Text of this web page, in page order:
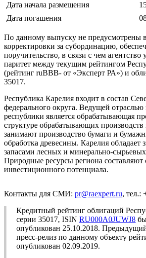
Дата начала размещения
Дата погашения
По данному выпуску не предусмотрены
корректировки за субординацию,
поручительство, в связи с чем агентство
паритет между текущим рейтингом
(рейтинг ruВВB- от «Эксперт РА») и
35017.
Республика Карелия входит в состав
федерального округа. Ведущей
республики является обрабатывающая
структуре обрабатывающих
занимают производство бумаги и
обработка древесины. Карелия обладает
запасами лесных и минерально-сырьевых
Природные ресурсы региона составляют
инвестиционного потенциала.
Контакты для СМИ: pr@raexpert.ru, тел.:
Кредитный рейтинг облигаций
серии 35017, ISIN RU000A0JUWJ8
опубликован 25.10.2018.
пресс-релиз по данному объекту
опубликован 02.09.2019.